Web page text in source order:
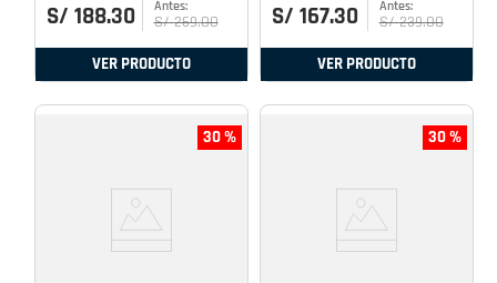
S/ 188.30 S/ 269.00
VER PRODUCTO
S/ 167.30 S/ 239.00
VER PRODUCTO
30 % 30 %